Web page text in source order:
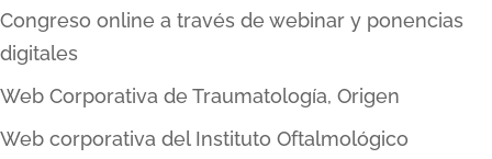
Congreso online a través de webinar y ponencias
digitales
Web Corporativa de Traumatología, Origen
Web corporativa del Instituto Oftalmológico